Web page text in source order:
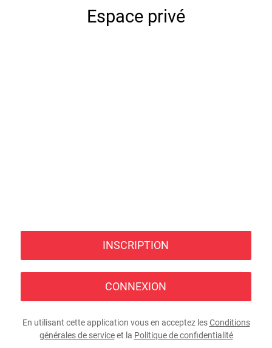
Espace privé
INSCRIPTION
CONNEXION
En utilisant cette application vous en acceptez lesConditions
générales de serviceet la Politique de confidentialité